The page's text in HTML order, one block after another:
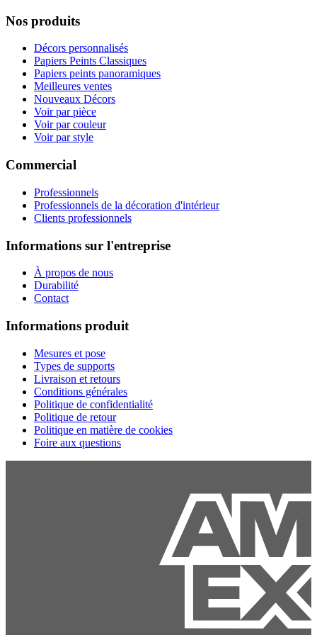
Nos produits
Décors personnalisés
Papiers Peints Classiques
Papiers peints panoramiques
Meilleures ventes
Nouveaux Décors
Voir par pièce
Voir par couleur
Voir par style
Commercial
Professionnels
Professionnels de la décoration d'intérieur
Clients professionnels
Informations sur l'entreprise
À propos de nous
Durabilité
Contact
Informations produit
Mesures et pose
Types de supports
Livraison et retours
Conditions générales
Politique de confidentialité
Politique de retour
Politique en matière de cookies
Foire aux questions